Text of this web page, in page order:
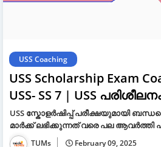
USS Coaching
USS Scholarship Exam
USS- SS 7 | USS
USS സ്കോളർഷിപ്പ് പരീക്ഷയുമായി
മാർക്ക് ലഭിക്കുന്നത് വരെ പല ആവർത്തി
TUMs February 09, 2025